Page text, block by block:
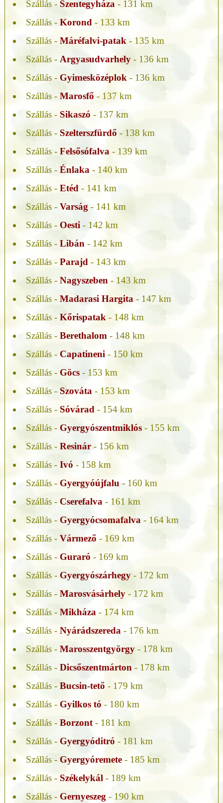
Szállás - Szentegyháza - 131 km
Szállás - Korond - 133 km
Szállás - Máréfalvi-patak - 135 km
Szállás - Argyasudvarhely- 136 km
Szállás - Gyimesközéplok - 136 km
Szállás - Marosfő - 137 km
Szállás - Sikaszó - 137 km
Szállás - Szelterszfürdő - 138 km
Szállás - Felsősófalva - 139 km
Szállás - Énlaka - 140 km
Szállás - Etéd - 141 km
Szállás - Varság - 141 km
Szállás - Oesti - 142 km
Szállás - Libán - 142 km
Szállás - Parajd - 143 km
Szállás - Nagyszeben - 143 km
Szállás - Madarasi Hargita - 147 km
Szállás - Kőrispatak - 148 km
Szállás - Berethalom - 148 km
Szállás - Capatineni - 150 km
Szállás - Göcs- 153 km
Szállás - Szováta - 153 km
Szállás - Sóvárad - 154 km
Szállás - Gyergyószentmiklós- 155 km
Szállás - Resinár- 156 km
Szállás - Ivó - 158 km
Szállás - Gyergyóújfalu - 160 km
Szállás - Cserefalva - 161 km
Szállás - Gyergyócsomafalva - 164 km
Szállás - Vármező - 169 km
Szállás - Guraró - 169 km
Szállás - Gyergyószárhegy- 172 km
Szállás - Marosvásárhely- 172 km
Szállás - Mikháza - 174 km
Szállás - Nyárádszereda - 176 km
Szállás - Marosszentgyörgy- 178 km
Szállás - Dicsőszentmárton - 178 km
Szállás - Bucsin-tető - 179 km
Szállás - Gyilkos tó - 180 km
Szállás - Borzont- 181 km
Szállás - Gyergyóditró - 181 km
Szállás - Gyergyóremete- 185 km
Szállás - Székelykál - 189 km
Szállás - Gernyeszeg - 190 km